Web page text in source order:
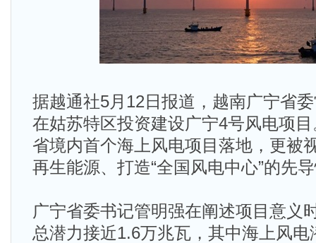
据越通社5月12日报道，越南广宁省
在姑苏特区投资建设广宁4号风电项
省境内首个海上风电项目落地，更被
再生能源、打造“全国风电中心”的先
广宁省委书记管明强在阐述项目意义
总潜力接近1.6万兆瓦，其中海上风